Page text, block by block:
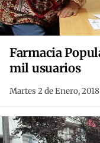
Farmacia
mil usuarios
Martes 2 de Enero,